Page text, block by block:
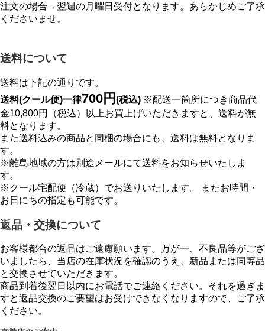
注文の場合→翌週の月曜日受付となります。あらかじめご了承
くださいませ。
送料について
送料は下記の通りです。
送料(クール便)一律700円 (税込) ※配送一箇所につき商品代
金10,800円（税込）以上お買上げいただきますと、送料が無
料となります。
また送料込みの商品と同梱の場合にも、送料は無料となりま
す。
※離島地域の方は別途メールにて送料をお知らせいたしま
す。
※クール宅配便（冷蔵）でお送りいたします。 またお時間・
お日にちの指定も可能です。
返品・交換について
お客様都合の返品はご遠慮願います。万が一、不良品等がござ
いましたら、当店の在庫状況を確認のうえ、新品または同等品
と交換させていただきます。
商品到着後翌日以内にお電話でご連絡ください。それを過ぎま
すと返品交換のご要望はお受けできなくなりますので、ご了承
ください。